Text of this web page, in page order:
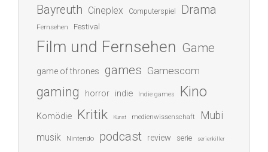
Bayreuth Cineplex Computerspiel Drama
Fernsehen Festival
Film und Fernsehen Game
game of thrones games Gamescom
gaming horror indie Indie games Kino
Komödie Kritik Kunst medienwissenschaft Mubi
musik Nintendo podcast review serie serienkiller